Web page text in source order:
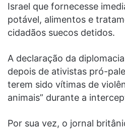
Israel que fornecesse
potável, alimentos e
cidadãos suecos detidos.
A declaração da
depois de ativistas pró-
terem sido vítimas de
animais” durante a
Por sua vez, o jornal